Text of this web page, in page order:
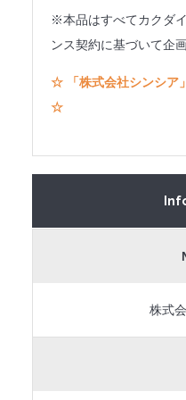
※本品はすべてカクダ
ンス契約に基づいて企
☆ 「株式会社シンシア
☆
株式